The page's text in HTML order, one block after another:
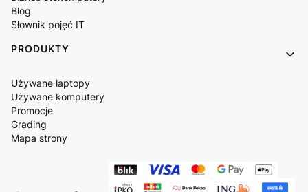
Blog
Słownik pojęć IT
PRODUKTY
Używane laptopy
Używane komputery
Promocje
Grading
Mapa strony